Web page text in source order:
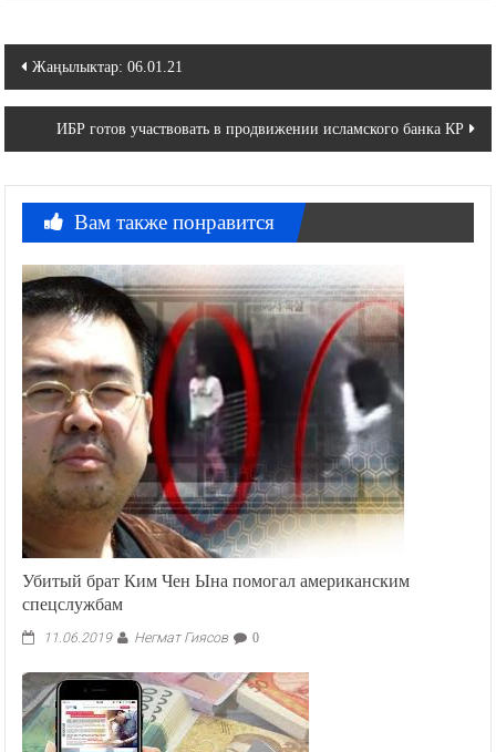
Навигация
по
записям
Жаңылыктар: 06.01.21
ИБР готов участвовать в продвижении исламского банка КР
Вам также понравится
Убитый брат Ким Чен Ына помогал американским
спецслужбам
11.06.2019 Негмат Гиясов 0